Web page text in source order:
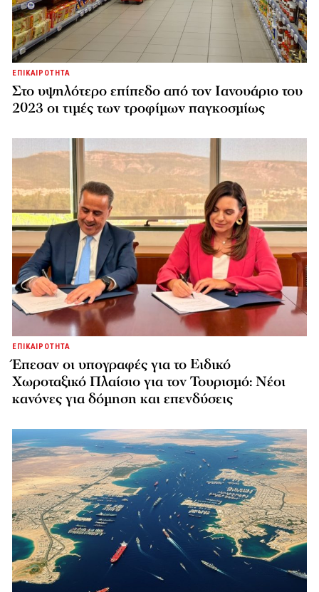
ΕΠΙΚΑΙΡΟΤΗΤΑ
Στο υψηλότερο επίπεδο από τον Ιανουάριο του
2023 οι τιμές των τροφίμων παγκοσμίως
ΕΠΙΚΑΙΡΟΤΗΤΑ
Έπεσαν οι υπογραφές για το Ειδικό
Χωροταξικό Πλαίσιο για τον Τουρισμό: Νέοι
κανόνες για δόμηση και επενδύσεις